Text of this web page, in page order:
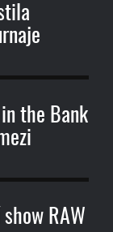
the Bank
RAW